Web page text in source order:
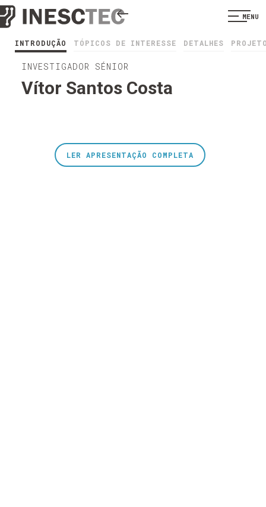
MENU
INTRODUÇÃO TÓPICOS DE INTERESSE DETALHES
INVESTIGADOR SÉNIOR
Vítor Santos Costa
LER APRESENTAÇÃO COMPLETA